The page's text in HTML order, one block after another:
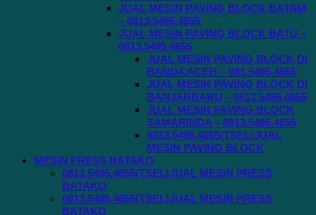
JUAL MESIN PAVING BLOCK BATAM
– 0813.5495.4655
JUAL MESIN PAVING BLOCK BATU –
0813.5495.4655
JUAL MESIN PAVING BLOCK DI
BANDA ACEH – 081.5495.4655
JUAL MESIN PAVING BLOCK DI
BANJARBARU – 0813.5495.4655
JUAL MESIN PAVING BLOCK
SAMARINDA – 0813.5495.4655
0813.5495.4655(TSEL)JUAL
MESIN PAVING BLOCK
MESIN PRESS BATAKO
0813.5495.4655(TSEL)JUAL MESIN PRESS
BATAKO
0813.5495.4655(TSEL)JUAL MESIN PRESS
BATAKO